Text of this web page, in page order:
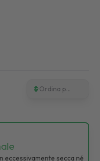
Ordina per
eccessivamente secca né